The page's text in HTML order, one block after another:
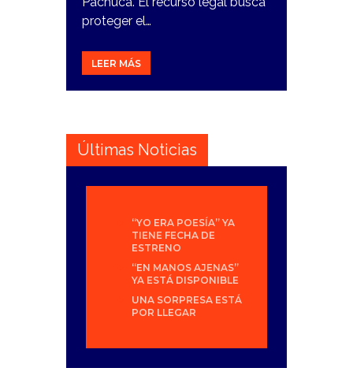
proteger el…
LEER MÁS
Últimas Noticias
“YO ERA POESÍA” YA
TIENE FECHA DE
ESTRENO
“EN MANOS AJENAS”
YA ESTÁ DISPONIBLE
UNA SORPRESA ESTÁ
POR LLEGAR